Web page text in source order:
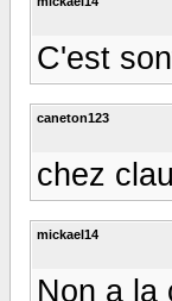
C'est
caneton123
chez
mickael14
Non a la